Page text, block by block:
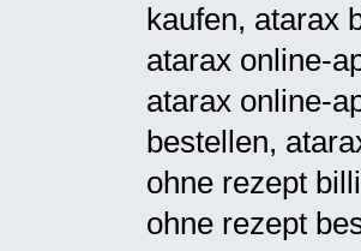
kaufen, atarax
atarax online-
atarax online-
bestellen,
ohne rezept
ohne rezept